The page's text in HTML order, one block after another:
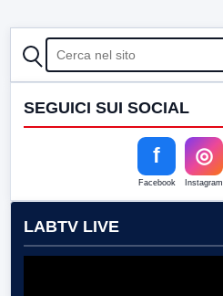
CERCA
SEGUICI SUI SOCIAL
f
Facebook
◎
Instagram
LABTV LIVE